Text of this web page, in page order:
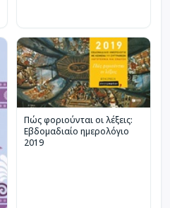
Πώς φοριούνται οι λέξεις:
Εβδομαδιαίο ημερολόγιο
2019